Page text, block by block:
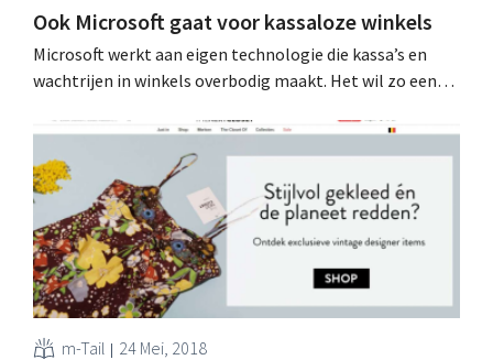
Ook Microsoft gaat voor kassaloze winkels
Microsoft werkt aan eigen technologie die kassa’s en
wachtrijen in winkels overbodig maakt. Het wil zo een
strijd tegen Amazon Go. Winkelkar automatisch
scannen Kassaloze winkels zijn de nieuwe hype in
retailland, zeker in supermarkten en buurtwinkels:
behalve de volledig kassaloze...
m-Tail 24 Mei, 2018